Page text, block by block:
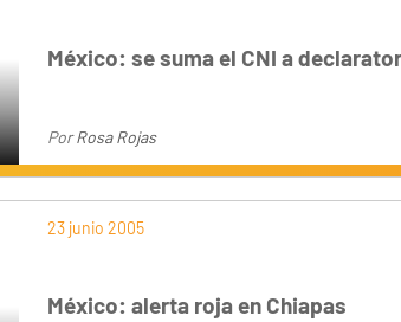
México: se suma el CNI a
PorRosa Rojas
23 junio 2005
México: alerta roja en Chiapas